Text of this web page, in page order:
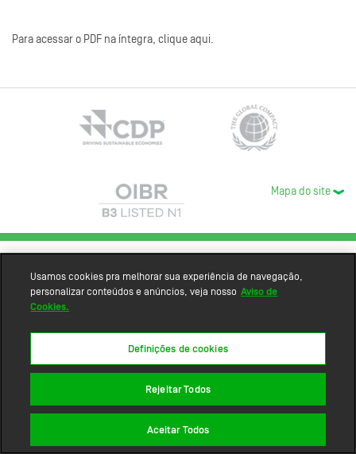
Para acessar o PDF na íntegra, clique aqui.
Mapa do site
Usamos cookies pra melhorar sua experiência de navegação,
personalizar conteúdos e anúncios, veja nosso Aviso de
Cookies.
Definições de cookies
Rejeitar Todos
Aceitar Todos